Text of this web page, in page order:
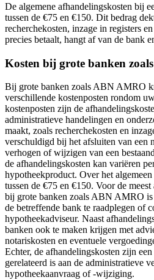
De algemene afhandelingskosten bij
tussen de €75 en €150. Dit bedrag
recherchekosten, inzage in registers
precies betaalt, hangt af van de bank
Kosten bij grote banken
Bij grote banken zoals ABN AMRO
verschillende kostenposten rondom
kostenposten zijn de
administratieve handelingen en
maakt, zoals recherchekosten en
verschuldigd bij het afsluiten van een
verhogen of wijzigen van een
de afhandelingskosten kan variëren
hypotheekproduct. Over het
tussen de €75 en €150. Voor de
bij grote banken zoals ABN AMRO is
de betreffende bank te raadplegen of
hypotheekadviseur. Naast
banken ook te maken krijgen met
notariskosten en eventuele
Echter, de afhandelingskosten zijn
gerelateerd is aan de administratieve
hypotheekaanvraag of -wijziging.